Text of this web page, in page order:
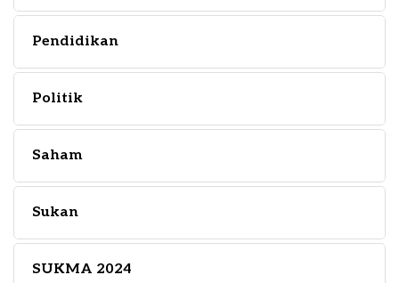
Pendidikan
Politik
Saham
Sukan
SUKMA 2024